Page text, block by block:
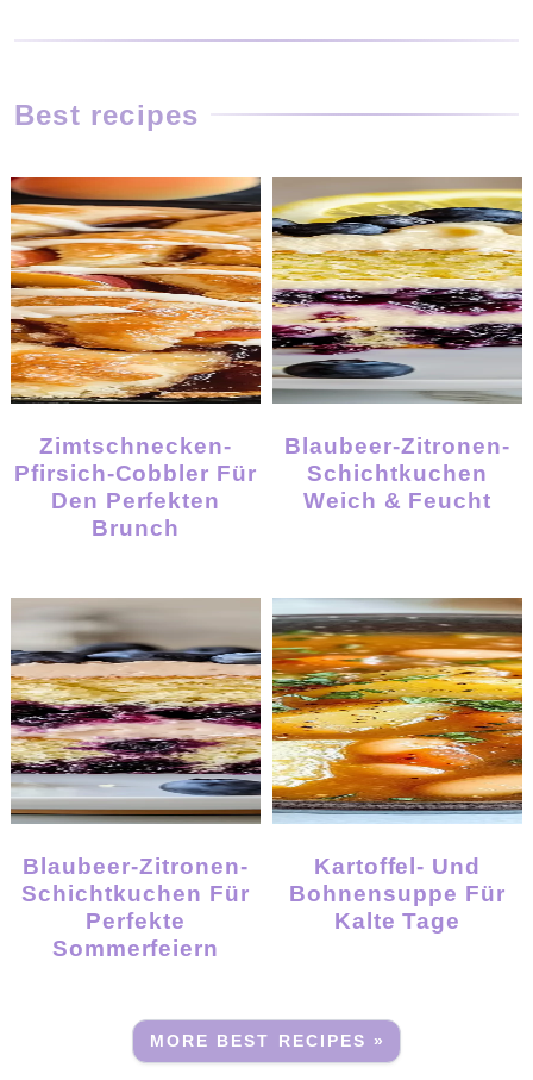
Best recipes
Zimtschnecken-
Pfirsich-Cobbler Für
Den Perfekten
Brunch
Blaubeer-Zitronen-
Schichtkuchen
Weich & Feucht
Blaubeer-Zitronen-
Schichtkuchen Für
Perfekte
Sommerfeiern
Kartoffel- Und
Bohnensuppe Für
Kalte Tage
MORE BEST RECIPES »